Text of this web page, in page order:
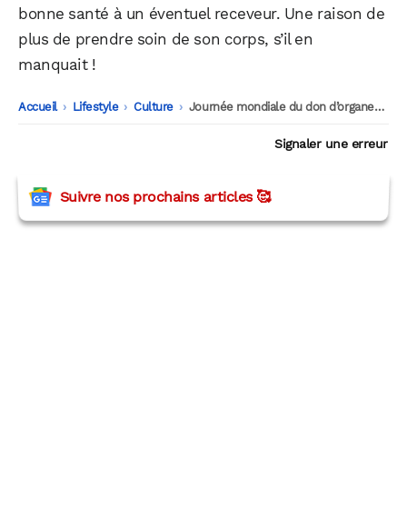
bonne santé à un éventuel receveur. Une raison de
plus de prendre soin de son corps, s’il en
manquait !
Accueil -
Lifestyle -
Culture -
Journée mondiale du don d’organes et de la greffe : pourquoi il faut en parler
Signaler une erreur
Suivre nos prochains articles 🥰